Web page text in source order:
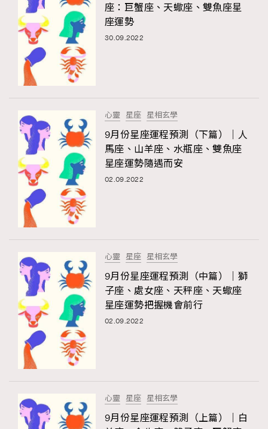
座：巨蟹座、天蠍座、雙魚座星
座運勢
30.09.2022
心靈 星座 星相玄學
9月份星座運程預測（下篇）｜人
馬座、山羊座、水瓶座、雙魚座
星座運勢隨遇而安
02.09.2022
心靈 星座 星相玄學
9月份星座運程預測（中篇）｜獅
子座、處女座、天秤座、天蠍座
星座運勢把握機會前行
02.09.2022
心靈 星座 星相玄學
9月份星座運程預測（上篇）｜白